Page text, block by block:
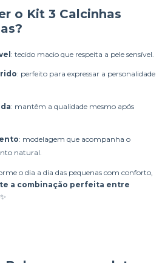
o Kit 3 Calcinhas
: tecido macio que respeita a pele sensível.
: perfeito para expressar a personalidade
: mantêm a qualidade mesmo após
: modelagem que acompanha o
natural.
o dia a dia das pequenas com conforto,
a combinação perfeita entre
✨